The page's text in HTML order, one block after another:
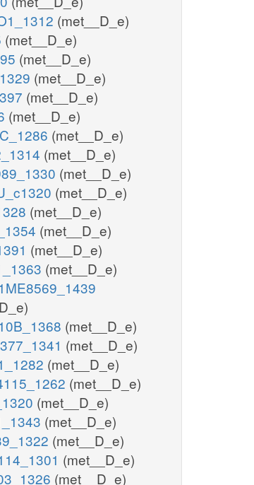
(met__D_e)
(met__D_e)
(met__D_e)
(met__D_e)
(met__D_e)
(met__D_e)
(met__D_e)
(met__D_e)
(met__D_e)
(met__D_e)
(met__D_e)
(met__D_e)
(met__D_e)
(met__D_e)
(met__D_e)
(met__D_e)
(met__D_e)
(met__D_e)
(met__D_e)
(met__D_e)
(met__D_e)
(met__D_e)
(met__D_e)